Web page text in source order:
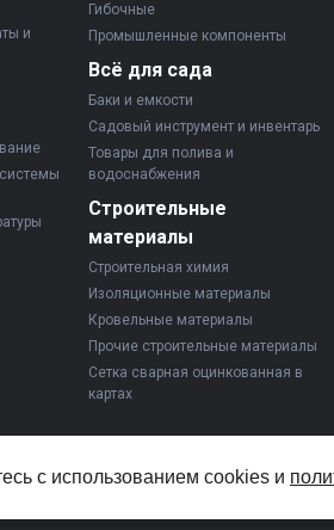
с использованием cookies и
и
Гибочные
Промышленные компоненты
Всё для сада
Баки и емкости
Садовый инструмент и инвентарь
Товары для полива и
водоснабжения
Строительные
материалы
Строительная химия
Изоляционные материалы
Кровельные материалы
Прочие строительные материалы
Сетка сварная оцинкованная в
картах